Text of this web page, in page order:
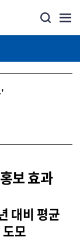
보 효과
대비 평균
모